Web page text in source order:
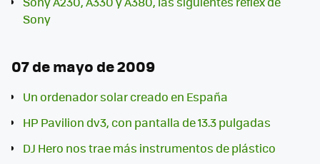
Sony
07 de mayo de 2009
Un ordenador solar creado en España
HP Pavilion dv3, con pantalla de 13.3 pulgadas
DJ Hero nos trae más instrumentos de plástico